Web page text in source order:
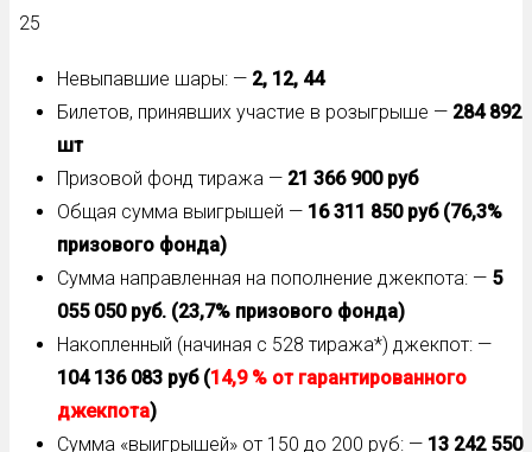
25
Невыпавшие шары: — 2, 12, 44
Билетов, принявших участие в розыгрыше — 284 892
шт
Призовой фонд тиража — 21 366 900 руб
Общая сумма выигрышей — 16 311 850 руб (76,3%
призового фонда)
Сумма направленная на пополнение джекпота: — 5
055 050 руб. (23,7% призового фонда)
Накопленный (начиная с 528 тиража*) джекпот: —
104 136 083 руб (14,9 % от гарантированного
джекпота)
Сумма «выигрышей» от 150 до 200 руб: — 13 242 550